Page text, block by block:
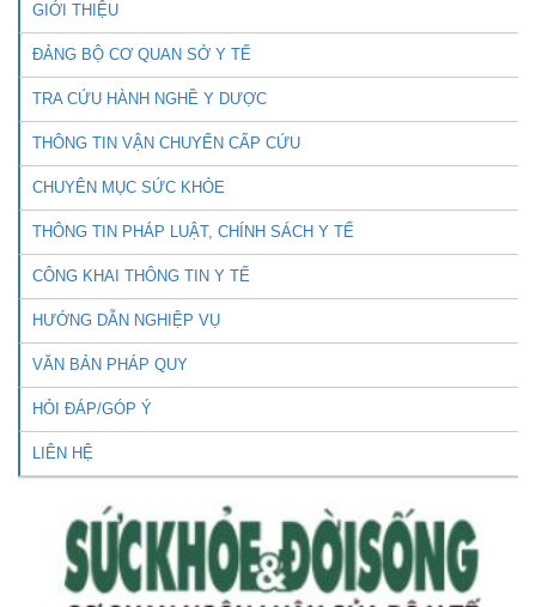
GIỚI THIỆU
ĐẢNG BỘ CƠ QUAN SỞ Y TẾ
TRA CỨU HÀNH NGHỀ Y DƯỢC
THÔNG TIN VẬN CHUYỂN CẤP CỨU
CHUYÊN MỤC SỨC KHỎE
THÔNG TIN PHÁP LUẬT, CHÍNH SÁCH Y TẾ
CÔNG KHAI THÔNG TIN Y TẾ
HƯỚNG DẪN NGHIỆP VỤ
VĂN BẢN PHÁP QUY
HỎI ĐÁP/GÓP Ý
LIÊN HỆ